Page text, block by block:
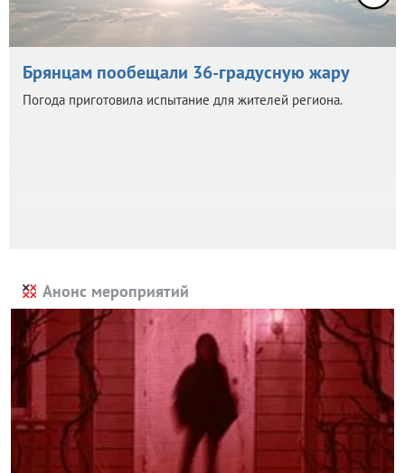
Брянцам пообещали 36-градусную жару
Погода приготовила испытание для жителей региона.
Анонс мероприятий